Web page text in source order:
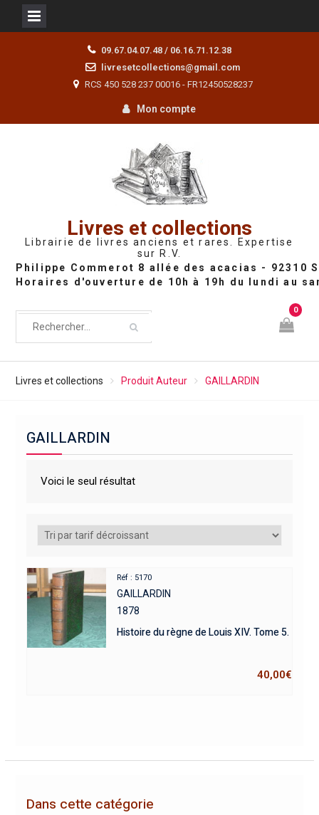
09.67.04.07.48 / 06.16.71.12.38
livresetcollections@gmail.com
RCS 450 528 237 00016 - FR12450528237
Mon compte
Livres et collections
Librairie de livres anciens et rares. Expertise
sur R.V.
0
Livres et collections Produit Auteur GAILLARDIN
GAILLARDIN
Voici le seul résultat
Réf : 5170
GAILLARDIN
1878
Histoire du règne de Louis XIV. Tome 5.
40,00€
Dans cette catégorie